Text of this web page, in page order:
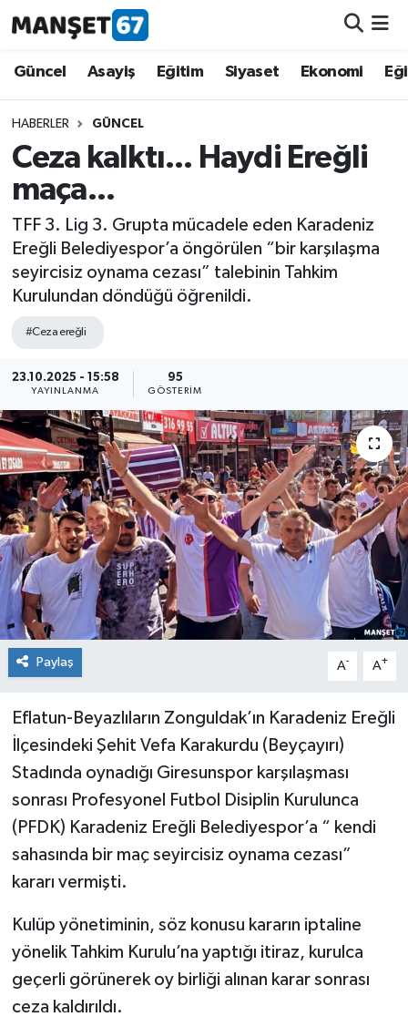
Güncel Asayiş Eğitim Siyaset Ekonomi
HABERLER GÜNCEL
Ceza kalktı... Haydi Ereğli
maça...
TFF 3. Lig 3. Grupta mücadele eden Karadeniz
Ereğli Belediyespor’a öngörülen “bir karşılaşma
seyircisiz oynama cezası” talebinin Tahkim
Kurulundan döndüğü öğrenildi.
#Ceza ereğli
23.10.2025 - 15:58
YAYINLANMA
95
GÖSTERIM
Paylaş A- A+
Eflatun-Beyazlıların Zonguldak’ın Karadeniz Ereğli
İlçesindeki Şehit Vefa Karakurdu (Beyçayırı)
Stadında oynadığı Giresunspor karşılaşması
sonrası Profesyonel Futbol Disiplin Kurulunca
(PFDK) Karadeniz Ereğli Belediyespor’a “ kendi
sahasında bir maç seyircisiz oynama cezası”
kararı vermişti.
Kulüp yönetiminin, söz konusu kararın iptaline
yönelik Tahkim Kurulu’na yaptığı itiraz, kurulca
geçerli görünerek oy birliği alınan karar sonrası
ceza kaldırıldı.
Güncel
Asayiş
Siyaset
Spor
Eğitim
Ekonomi
Magazin
Medya
Mizah
Röportaj
Teknoloji